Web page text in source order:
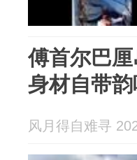
傅首尔巴
身材自带
风月得自难寻